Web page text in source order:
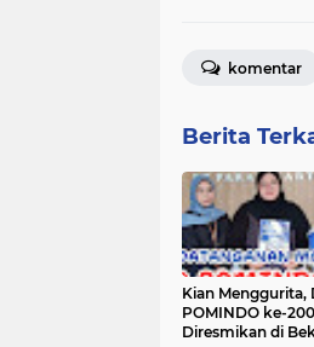
komentar
Berita
Kian Menggurita,
POMINDO ke-200
Diresmikan di